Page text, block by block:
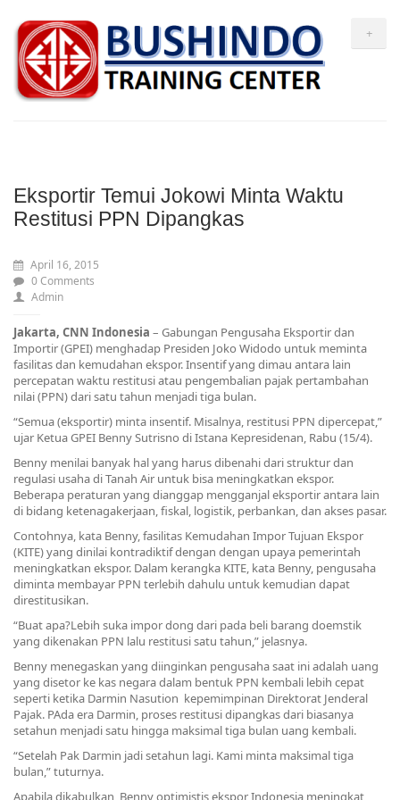
+
Eksportir Temui Jokowi Minta Waktu
Restitusi PPN Dipangkas
April 16, 2015
0 Comments
Admin
Jakarta, CNN Indonesia – Gabungan Pengusaha Eksportir dan
Importir (GPEI) menghadap Presiden Joko Widodo untuk meminta
fasilitas dan kemudahan ekspor. Insentif yang dimau antara lain
percepatan waktu restitusi atau pengembalian pajak pertambahan
nilai (PPN) dari satu tahun menjadi tiga bulan.
“Semua (eksportir) minta insentif. Misalnya, restitusi PPN dipercepat,”
ujar Ketua GPEI Benny Sutrisno di Istana Kepresidenan, Rabu (15/4).
Benny menilai banyak hal yang harus dibenahi dari struktur dan
regulasi usaha di Tanah Air untuk bisa meningkatkan ekspor.
Beberapa peraturan yang dianggap mengganjal eksportir antara lain
di bidang ketenagakerjaan, fiskal, logistik, perbankan, dan akses pasar.
Contohnya, kata Benny, fasilitas Kemudahan Impor Tujuan Ekspor
(KITE) yang dinilai kontradiktif dengan dengan upaya pemerintah
meningkatkan ekspor. Dalam kerangka KITE, kata Benny, pengusaha
diminta membayar PPN terlebih dahulu untuk kemudian dapat
direstitusikan.
“Buat apa?Lebih suka impor dong dari pada beli barang doemstik
yang dikenakan PPN lalu restitusi satu tahun,” jelasnya.
Benny menegaskan yang diinginkan pengusaha saat ini adalah uang
yang disetor ke kas negara dalam bentuk PPN kembali lebih cepat
seperti ketika Darmin Nasution kepemimpinan Direktorat Jenderal
Pajak. PAda era Darmin, proses restitusi dipangkas dari biasanya
setahun menjadi satu hingga maksimal tiga bulan uang kembali.
“Setelah Pak Darmin jadi setahun lagi. Kami minta maksimal tiga
bulan,” tuturnya.
Apabila dikabulkan, Benny optimistis ekspor Indonesia meningkat